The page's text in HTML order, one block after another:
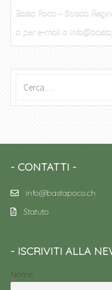
Basta Poco – Strada
o per e-mail a
CONTATTI
info@bastapoco.ch
Statuto
ISCRIVITI ALLA
Nome